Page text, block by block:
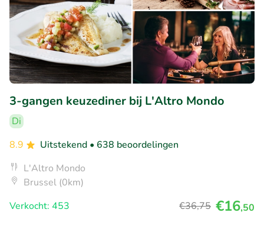
3-gangen keuzediner bij L'Altro Mondo
Di
8.9
Uitstekend • 638 beoordelingen
L'Altro Mondo
Brussel (0km)
Verkocht: 453
€36,75 €16,50